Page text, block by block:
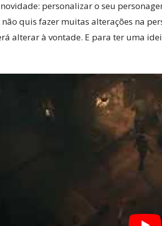
personalizar o seu
quis fazer muitas alterações na
alterar à vontade. E para ter uma